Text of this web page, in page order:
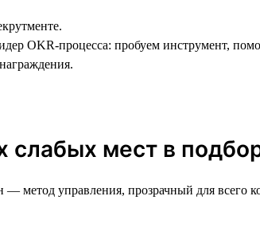
OKR-процесса: пробуем инструмент,
слабых мест в
— метод управления, прозрачный для всего